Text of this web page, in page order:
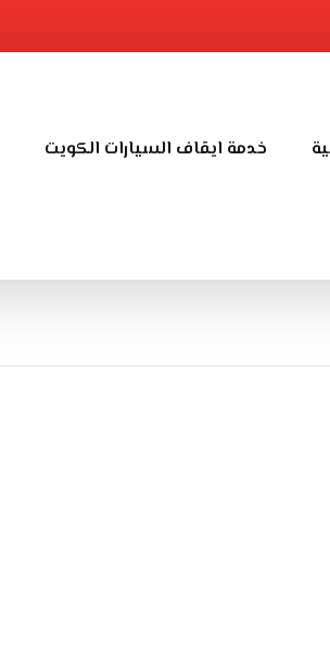
خدمة ايقاف السيارات الكويت